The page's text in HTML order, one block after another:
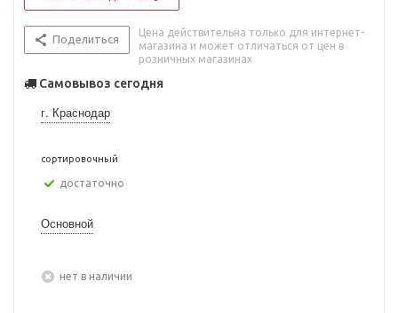
Поделиться
Цена действительна только для интернет-
магазина и может отличаться от цен в
розничных магазинах
Самовывоз сегодня
г. Краснодар
сортировочный
Достаточно
Основной
Нет в наличии